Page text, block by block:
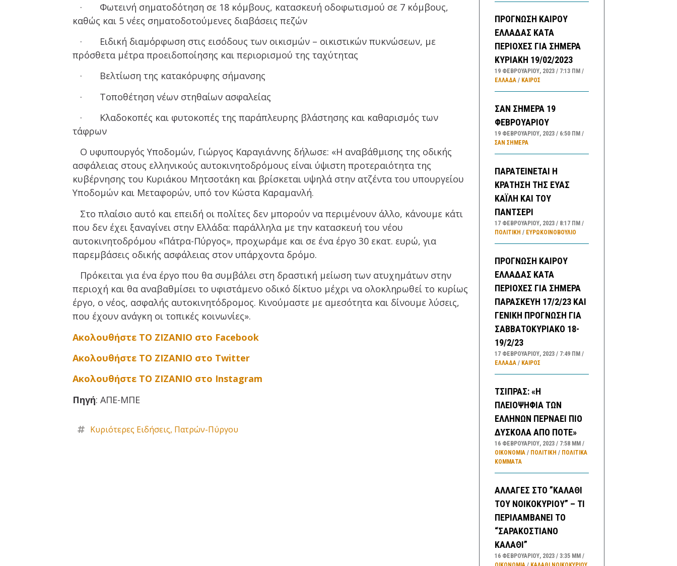
· Φωτεινή σηματοδότηση σε 18 κόμβους, κατασκευή οδοφωτισμού σε 7 κόμβους,
καθώς και 5 νέες σηματοδοτούμενες διαβάσεις πεζών
· Ειδική διαμόρφωση στις εισόδους των οικισμών – οικιστικών πυκνώσεων, με
πρόσθετα μέτρα προειδοποίησης και περιορισμού της ταχύτητας
· Βελτίωση της κατακόρυφης σήμανσης
· Τοποθέτηση νέων στηθαίων ασφαλείας
· Κλαδοκοπές και φυτοκοπές της παράπλευρης βλάστησης και καθαρισμός των
τάφρων
Ο υφυπουργός Υποδομών, Γιώργος Καραγιάννης δήλωσε: «Η αναβάθμισης της οδικής
ασφάλειας στους ελληνικούς αυτοκινητοδρόμους είναι ύψιστη προτεραιότητα της
κυβέρνησης του Κυριάκου Μητσοτάκη και βρίσκεται υψηλά στην ατζέντα του υπουργείου
Υποδομών και Μεταφορών, υπό τον Κώστα Καραμανλή.
Στο πλαίσιο αυτό και επειδή οι πολίτες δεν μπορούν να περιμένουν άλλο, κάνουμε κάτι
που δεν έχει ξαναγίνει στην Ελλάδα: παράλληλα με την κατασκευή του νέου
αυτοκινητοδρόμου «Πάτρα-Πύργος», προχωράμε και σε ένα έργο 30 εκατ. ευρώ, για
παρεμβάσεις οδικής ασφάλειας στον υπάρχοντα δρόμο.
Πρόκειται για ένα έργο που θα συμβάλει στη δραστική μείωση των ατυχημάτων στην
περιοχή και θα αναβαθμίσει το υφιστάμενο οδικό δίκτυο μέχρι να ολοκληρωθεί το κυρίως
έργο, ο νέος, ασφαλής αυτοκινητόδρομος. Κινούμαστε με αμεσότητα και δίνουμε λύσεις,
που έχουν ανάγκη οι τοπικές κοινωνίες».
Ακολουθήστε ΤΟ ΖΙΖΑΝΙΟ στο Facebook
Ακολουθήστε ΤΟ ΖΙΖΑΝΙΟ στο Twitter
Ακολουθήστε ΤΟ ΖΙΖΑΝΙΟ στο Instagram
Πηγή: ΑΠΕ-ΜΠΕ
Κυριότερες Ειδήσεις, Πατρών-Πύργου
ΠΡΟΓΝΩΣΗ ΚΑΙΡΟΥ
ΕΛΛΑΔΑΣ ΚΑΤΑ
ΠΕΡΙΟΧΕΣ ΓΙΑ ΣΗΜΕΡΑ
ΚΥΡΙΑΚΗ 19/02/2023
19 ΦΕΒΡΟΥΑΡΊΟΥ, 2023 7:13 ΠΜ
ΕΛΛΑΔA/ ΚΑΙΡΌΣ
ΣΑΝ ΣΗΜΕΡΑ 19
ΦΕΒΡΟΥΑΡΙΟΥ
19 ΦΕΒΡΟΥΑΡΊΟΥ, 2023 6:50 ΠΜ
ΣΑΝ ΣΉΜΕΡΑ
ΠΑΡΑΤΕΙΝΕΤΑΙ Η
ΚΡΑΤΗΣΗ ΤΗΣ ΕΥΑΣ
ΚΑΪΛΗ ΚΑΙ ΤΟΥ
ΠΑΝΤΣΕΡΙ
17 ΦΕΒΡΟΥΑΡΊΟΥ, 2023 8:17 ΠΜ
ΠΟΛΙΤΙΚΗ / ΕΥΡΩΚΟΙΝΟΒΟΥΛΙΟ
ΠΡΟΓΝΩΣΗ ΚΑΙΡΟΥ
ΕΛΛΑΔΑΣ ΚΑΤΑ
ΠΕΡΙΟΧΕΣ ΓΙΑ ΣΗΜΕΡΑ
ΠΑΡΑΣΚΕΥΗ 17/2/23 ΚΑΙ
ΓΕΝΙΚΗ ΠΡΟΓΝΩΣΗ ΓΙΑ
ΣΑΒΒΑΤΟΚΥΡΙΑΚΟ 18-
19/2/23
17 ΦΕΒΡΟΥΑΡΊΟΥ, 2023 7:49 ΠΜ
ΕΛΛΑΔA/ ΚΑΙΡΌΣ
ΤΣΙΠΡΑΣ: «Η
ΠΛΕΙΟΨΗΦΙΑ ΤΩΝ
ΕΛΛΗΝΩΝ ΠΕΡΝΑΕΙ ΠΙΟ
ΔΥΣΚΟΛΑ ΑΠΟ ΠΟΤΕ»
16 ΦΕΒΡΟΥΑΡΊΟΥ, 2023 7:58 ΜΜ
ΟΙΚΟΝΟΜΙΑ/ ΠΟΛΙΤΙΚΗ / ΠΟΛΙΤΙΚΆ
ΚΌΜΜΑΤΑ
ΑΛΛΑΓΕΣ ΣΤΟ ”ΚΑΛΑΘΙ
ΤΟΥ ΝΟΙΚΟΚΥΡΙΟΥ” – ΤΙ
ΠΕΡΙΛΑΜΒΑΝΕΙ ΤΟ
“ΣΑΡΑΚΟΣΤΙΑΝΟ
ΚΑΛΑΘΙ”
16 ΦΕΒΡΟΥΑΡΊΟΥ, 2023 3:35 ΜΜ